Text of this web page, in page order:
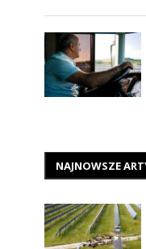
NAJNOWSZE